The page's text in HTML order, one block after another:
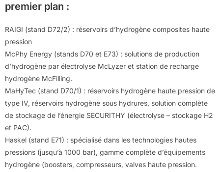
premier plan :
RAIGI (stand D72/2) : réservoirs d’hydrogène composites haute
pression
McPhy Energy (stands D70 et E73) : solutions de production
d’hydrogène par électrolyse McLyzer et station de recharge
hydrogène McFilling.
MaHyTec (stand D70/1) : réservoirs hydrogène haute pression de
type IV, réservoirs hydrogène sous hydrures, solution complète
de stockage de l’énergie SECURITHY (électrolyse – stockage H2
et PAC).
Haskel (stand E71) : spécialisé dans les technologies hautes
pressions (jusqu’à 1000 bar), gamme complète d’équipements
hydrogène (boosters, compresseurs, valves haute pression.